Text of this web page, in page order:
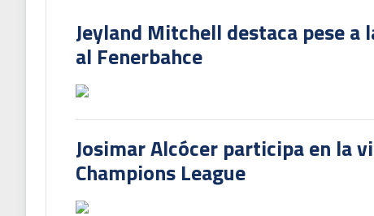
Jeyland Mitchell destaca pese
al Fenerbahce
Josimar Alcócer participa en la
Champions League